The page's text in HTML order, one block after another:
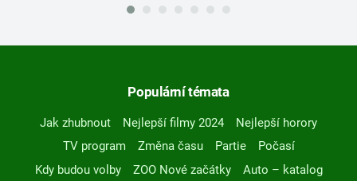
Populární témata
Jak zhubnout Nejlepší filmy 2024
Nejlepší horory
TV program
Změna času Partie
Počasí
Kdy budou volby
ZOO Nové začátky
Auto – katalog